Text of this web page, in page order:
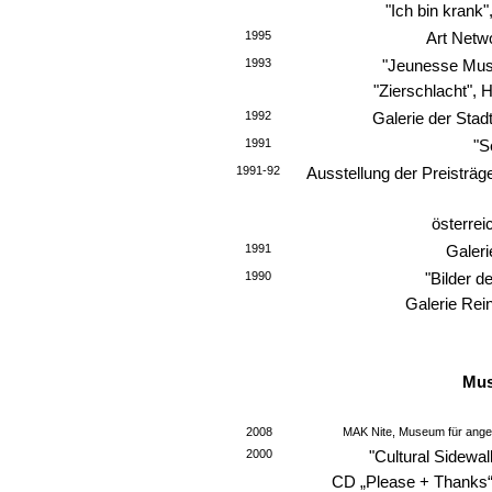
"Ich bin
1995 Art
1993
"Jeunesse
"Zierschlacht",
1992 Galerie der
1991
1991-92 Ausstellung der
1991
1990
"Bilder
Galerie
2008
MAK Nite, Museum für
2000
"Cultural
CD „Please +